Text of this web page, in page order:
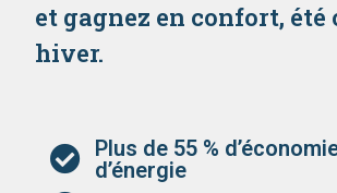
et gagnez en confort, été
hiver.
Plus de 55 %
d’énergie